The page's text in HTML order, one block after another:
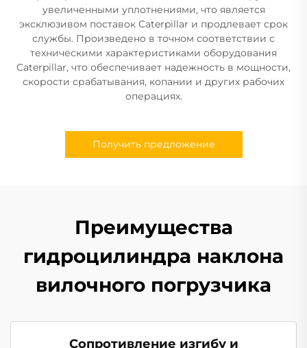
увеличенными уплотнениями, что является
эксклюзивом поставок Caterpillar и продлевает срок
службы. Произведено в точном соответствии с
техническими характеристиками оборудования
Caterpillar, что обеспечивает надежность в мощности,
скорости срабатывания, копании и других рабочих
операциях.
Получить предложение
Преимущества
гидроцилиндра наклона
вилочного погрузчика
Сопротивление изгибу и